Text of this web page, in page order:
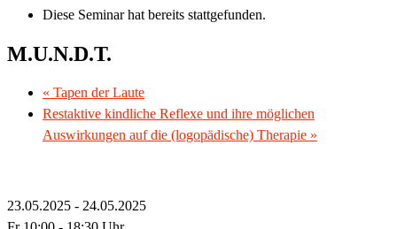
Diese Seminar hat bereits stattgefunden.
M.U.N.D.T.
« Tapen der Laute
Restaktive kindliche Reflexe und ihre möglichen
Auswirkungen auf die (logopädische) Therapie »
23.05.2025 - 24.05.2025